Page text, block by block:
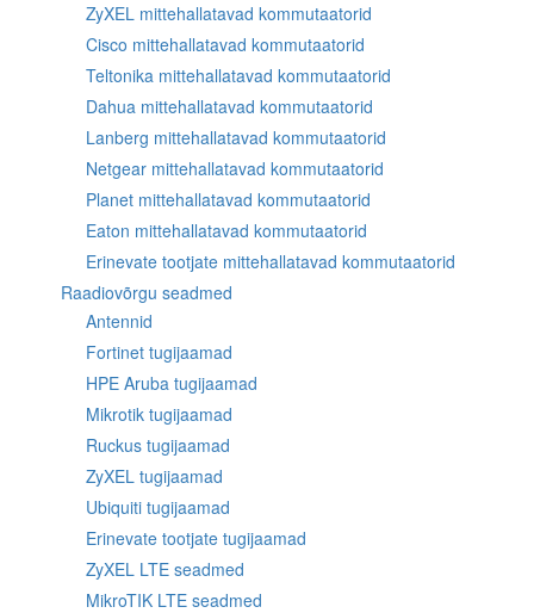
ZyXEL mittehallatavad kommutaatorid
Cisco mittehallatavad kommutaatorid
Teltonika mittehallatavad kommutaatorid
Dahua mittehallatavad kommutaatorid
Lanberg mittehallatavad kommutaatorid
Netgear mittehallatavad kommutaatorid
Planet mittehallatavad kommutaatorid
Eaton mittehallatavad kommutaatorid
Erinevate tootjate mittehallatavad kommutaatorid
Raadiovõrgu seadmed
Antennid
Fortinet tugijaamad
HPE Aruba tugijaamad
Mikrotik tugijaamad
Ruckus tugijaamad
ZyXEL tugijaamad
Ubiquiti tugijaamad
Erinevate tootjate tugijaamad
ZyXEL LTE seadmed
MikroTIK LTE seadmed